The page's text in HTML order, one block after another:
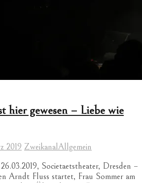
hier gewesen – Liebe wie
2019 ZweikanalAllgemein
Societaetstheater, Dresden –
Arndt Fluss startet, Frau Sommer am